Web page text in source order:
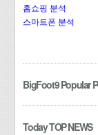
홈쇼핑 분석
스마트폰 분석
BigFoot9 Popular
Today TOP NEWS